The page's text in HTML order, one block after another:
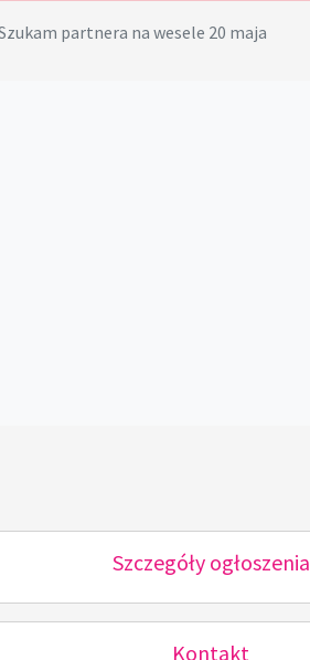
partnera na wesele 20 maja
Szczegóły ogłoszenia
Kontakt